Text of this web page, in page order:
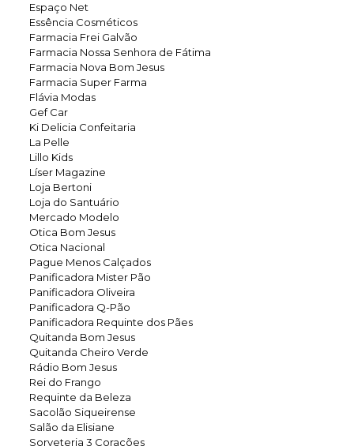
Espaço Net
Essência Cosméticos
Farmacia Frei Galvão
Farmacia Nossa Senhora de Fátima
Farmacia Nova Bom Jesus
Farmacia Super Farma
Flávia Modas
Gef Car
Ki Delicia Confeitaria
La Pelle
Lillo Kids
Líser Magazine
Loja Bertoni
Loja do Santuário
Mercado Modelo
Otica Bom Jesus
Otica Nacional
Pague Menos Calçados
Panificadora Mister Pão
Panificadora Oliveira
Panificadora Q-Pão
Panificadora Requinte dos Pães
Quitanda Bom Jesus
Quitanda Cheiro Verde
Rádio Bom Jesus
Rei do Frango
Requinte da Beleza
Sacolão Siqueirense
Salão da Elisiane
Sorveteria 3 Corações